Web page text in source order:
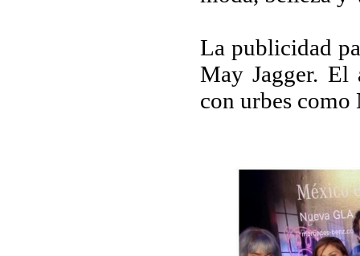
La publicidad
May Jagger. El
con urbes